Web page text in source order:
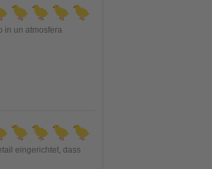
in un atmosfera
eingerichtet, dass